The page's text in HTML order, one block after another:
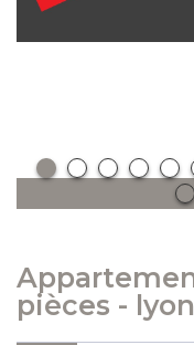
appartement 52.43 m² - 2
pièces - lyon